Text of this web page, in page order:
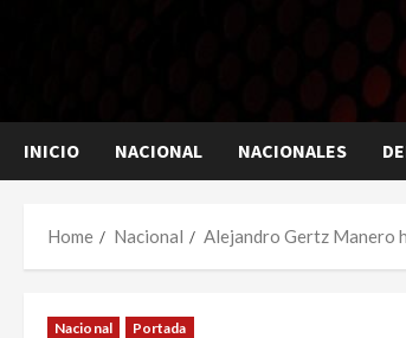
INICIO NACIONAL NACIONALES
Home Nacional Alejandro Gertz Manero
Nacional Portada